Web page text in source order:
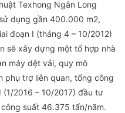
Texhong Ngân Long
dụng gần 400.000 m2,
đoạn I (tháng 4 – 10/2012)
sẽ xây dựng một tổ hợp nhà
máy dệt vải, quy mô
phụ trợ liên quan, tổng công
(1/2016 – 10/2017) đầu tư
suất 46.375 tấn/năm.